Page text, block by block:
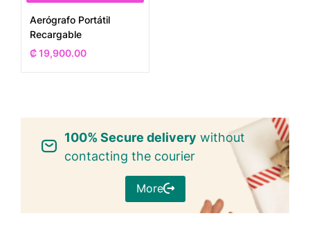
Aerógrafo Portátil
Recargable
₡19,900.00
100% Secure delivery without
contacting the courier
More